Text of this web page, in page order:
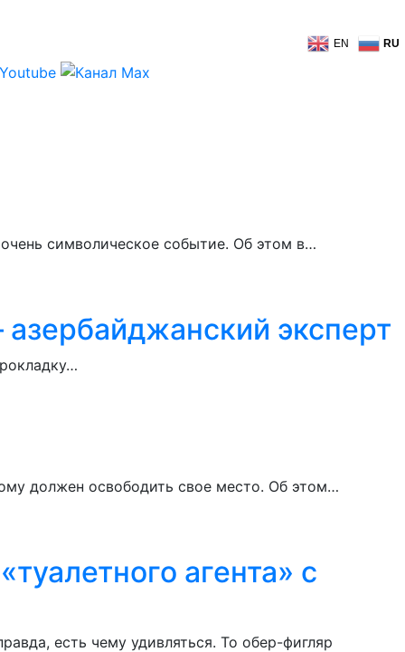
EN RU
символическое событие. Об этом в…
эксперт
должен освободить свое место. Об этом…
агента» с
есть чему удивляться. То обер-фигляр